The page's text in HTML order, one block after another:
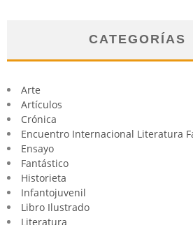
CATEGORÍAS
Arte
Artículos
Crónica
Encuentro Internacional Literatura
Ensayo
Fantástico
Historieta
Infantojuvenil
Libro Ilustrado
Literatura